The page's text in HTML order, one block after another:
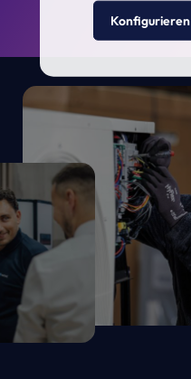
Konfigurieren